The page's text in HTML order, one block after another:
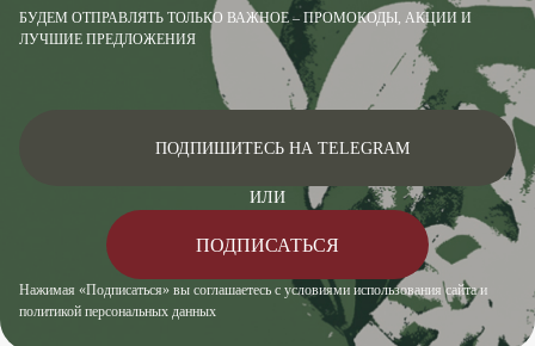
БУДЕМ ОТПРАВЛЯТЬ ТОЛЬКО ВАЖНОЕ – ПРОМОКОДЫ, АКЦИИ И
ЛУЧШИЕ ПРЕДЛОЖЕНИЯ
Нажимая «Подписаться» вы соглашаетесь с условиями использования сайта и
политикой персональных данных
ПОДПИШИТЕСЬ НА TELEGRAM
ИЛИ
ПОДПИСАТЬСЯ